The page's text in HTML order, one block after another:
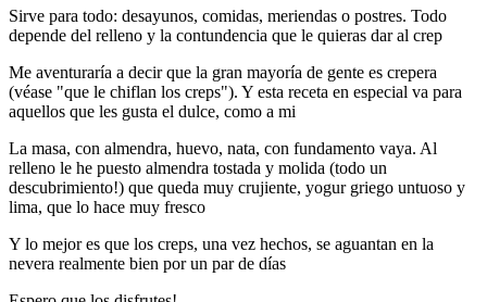
Sirve para todo: desayunos, comidas, meriendas o postres. Todo
depende del relleno y la contundencia que le quieras dar al crep
Me aventuraría a decir que la gran mayoría de gente es crepera
(véase "que le chiflan los creps"). Y esta receta en especial va para
aquellos que les gusta el dulce, como a mi
La masa, con almendra, huevo, nata, con fundamento vaya. Al
relleno le he puesto almendra tostada y molida (todo un
descubrimiento!) que queda muy crujiente, yogur griego untuoso y
lima, que lo hace muy fresco
Y lo mejor es que los creps, una vez hechos, se aguantan en la
nevera realmente bien por un par de días